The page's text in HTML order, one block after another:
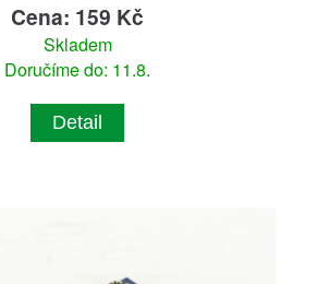
Cena: 159 Kč
Skladem
Doručíme do: 11.8.
Detail